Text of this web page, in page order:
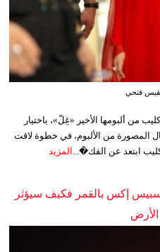
فتحي
من ألبومها الأخير «غِلّ»، باختيار
المصورة من الألبوم، في خطوة لاقت
ابتعد عن الفك�... المزيد
إكس بالقمر فكيف سيؤثر